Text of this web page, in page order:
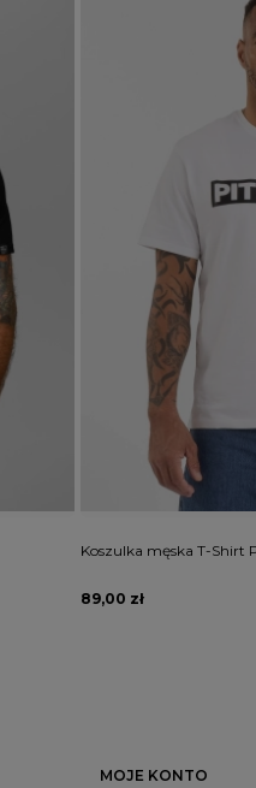
Koszulka męska T-Shirt
89,00 zł
MOJE KONTO